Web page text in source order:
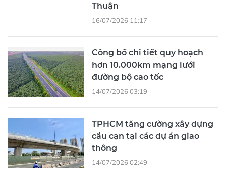
Thuận
16/07/2026 11:17
Công bố chi tiết quy hoạch
hơn 10.000km mạng lưới
đường bộ cao tốc
14/07/2026 03:19
TPHCM tăng cường xây dựng
cầu cạn tại các dự án giao
thông
14/07/2026 02:49